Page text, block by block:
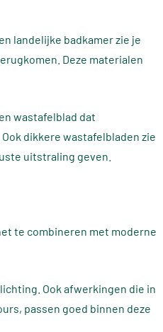
landelijke badkamer zie je
Deze materialen
wastafelblad dat
dikkere wastafelbladen zie
uitstraling geven.
te combineren met moderne
Ook afwerkingen die in
passen goed binnen deze